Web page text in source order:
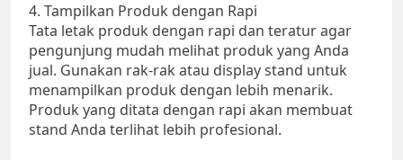
4. Tampilkan Produk dengan Rapi
Tata letak produk dengan rapi dan teratur agar
pengunjung mudah melihat produk yang Anda
jual. Gunakan rak-rak atau display stand untuk
menampilkan produk dengan lebih menarik.
Produk yang ditata dengan rapi akan membuat
stand Anda terlihat lebih profesional.